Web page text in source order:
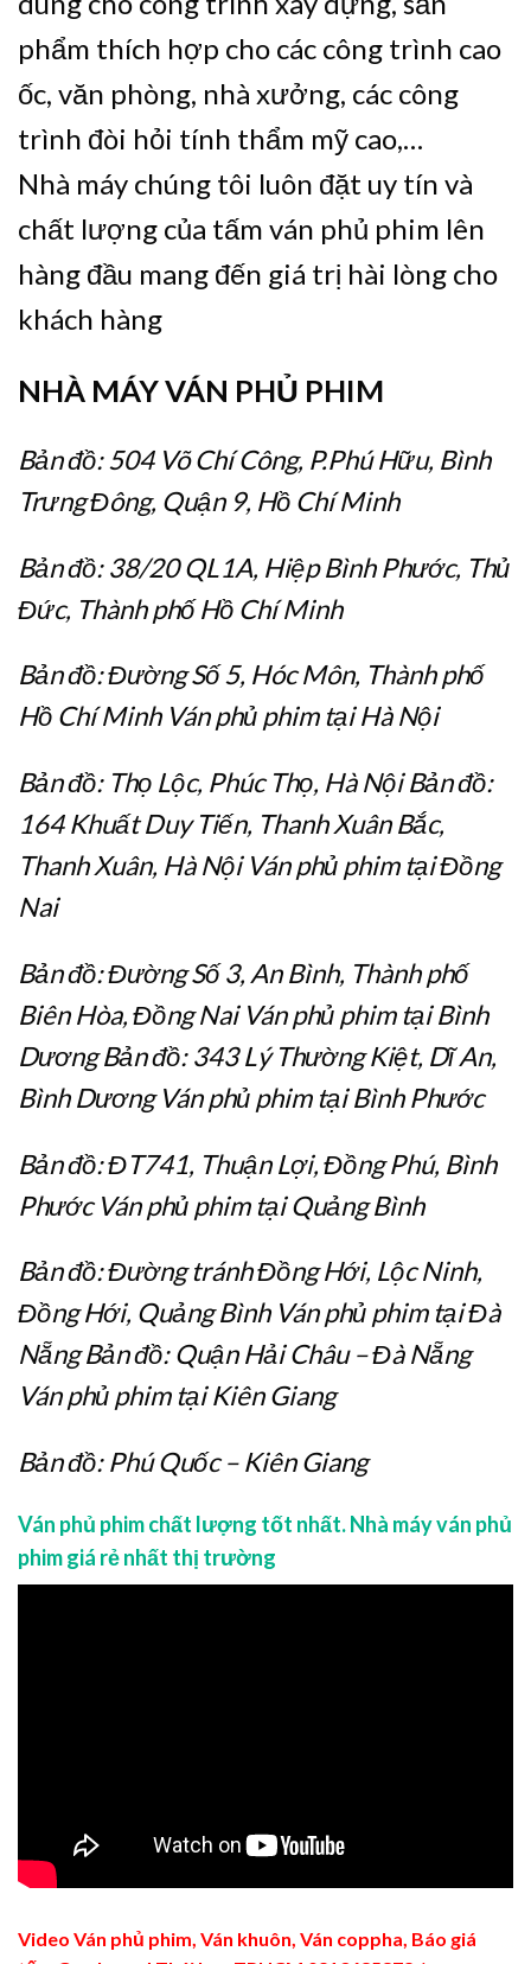
phẩm thích hợp cho các công trình cao
ốc, văn phòng, nhà xưởng, các công
trình đòi hỏi tính thẩm mỹ cao,…
Nhà máy chúng tôi luôn đặt uy tín và
chất lượng của tấm ván phủ phim lên
hàng đầu mang đến giá trị hài lòng cho
khách hàng
NHÀ MÁY VÁN PHỦ PHIM
Bản đồ: 504 Võ Chí Công, P.Phú Hữu, Bình
Trưng Đông, Quận 9, Hồ Chí Minh
Bản đồ: 38/20 QL1A, Hiệp Bình Phước, Thủ
Đức, Thành phố Hồ Chí Minh
Bản đồ: Đường Số 5, Hóc Môn, Thành phố
Hồ Chí Minh Ván phủ phim tại Hà Nội
Bản đồ: Thọ Lộc, Phúc Thọ, Hà Nội Bản đồ:
164 Khuất Duy Tiến, Thanh Xuân Bắc,
Thanh Xuân, Hà Nội Ván phủ phim tại Đồng
Nai
Bản đồ: Đường Số 3, An Bình, Thành phố
Biên Hòa, Đồng Nai Ván phủ phim tại Bình
Dương Bản đồ: 343 Lý Thường Kiệt, Dĩ An,
Bình Dương Ván phủ phim tại Bình Phước
Bản đồ: ĐT741, Thuận Lợi, Đồng Phú, Bình
Phước Ván phủ phim tại Quảng Bình
Bản đồ: Đường tránh Đồng Hới, Lộc Ninh,
Đồng Hới, Quảng Bình Ván phủ phim tại Đà
Nẵng Bản đồ: Quận Hải Châu – Đà Nẵng
Ván phủ phim tại Kiên Giang
Bản đồ: Phú Quốc – Kiên Giang
Ván phủ phim chất lượng tốt nhất. Nhà máy ván phủ
phim giá rẻ nhất thị trường
Video Ván phủ phim, Ván khuôn, Ván coppha, Báo giá